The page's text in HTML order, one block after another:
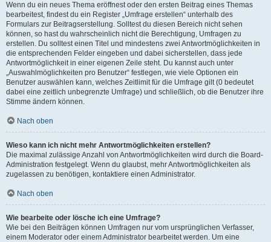
Wenn du ein neues Thema eröffnest oder den ersten Beitrag eines Themas
bearbeitest, findest du ein Register „Umfrage erstellen“ unterhalb des
Formulars zur Beitragserstellung. Solltest du diesen Bereich nicht sehen
können, so hast du wahrscheinlich nicht die Berechtigung, Umfragen zu
erstellen. Du solltest einen Titel und mindestens zwei Antwortmöglichkeiten in
die entsprechenden Felder eingeben und dabei sicherstellen, dass jede
Antwortmöglichkeit in einer eigenen Zeile steht. Du kannst auch unter
„Auswahlmöglichkeiten pro Benutzer“ festlegen, wie viele Optionen ein
Benutzer auswählen kann, welches Zeitlimit für die Umfrage gilt (0 bedeutet
dabei eine zeitlich unbegrenzte Umfrage) und schließlich, ob die Benutzer ihre
Stimme ändern können.
Nach oben
Wieso kann ich nicht mehr Antwortmöglichkeiten erstellen?
Die maximal zulässige Anzahl von Antwortmöglichkeiten wird durch die Board-
Administration festgelegt. Wenn du glaubst, mehr Antwortmöglichkeiten als
zugelassen zu benötigen, kontaktiere einen Administrator.
Nach oben
Wie bearbeite oder lösche ich eine Umfrage?
Wie bei den Beiträgen können Umfragen nur vom ursprünglichen Verfasser,
einem Moderator oder einem Administrator bearbeitet werden. Um eine